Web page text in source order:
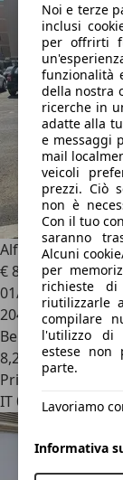
Noi e terze
inclusi
per offrirti
funzionalità
della nostra
ricerche in
adatte alla
e messaggi
mail
veicoli
prezzi. Ciò
non è
Con il tuo
saranno
Alcuni
per
richieste
riutilizzarle
compilare
l'utilizzo di
estese non
parte.
Lavoriamo
Informativa
Alfa Romeo 147
€ 800
01/2009
204.000 km
Benzina
8,2 l/100 km
Privato
IT 00171